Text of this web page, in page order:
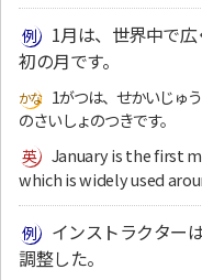
1月は、世界中で
初の月です。
1がつは、せかいじゅ
のさいしょのつきです。
January is the first
which is widely used
インストラクター
調整した。